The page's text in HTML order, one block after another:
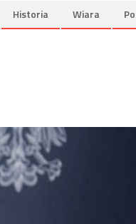
Historia Wiara